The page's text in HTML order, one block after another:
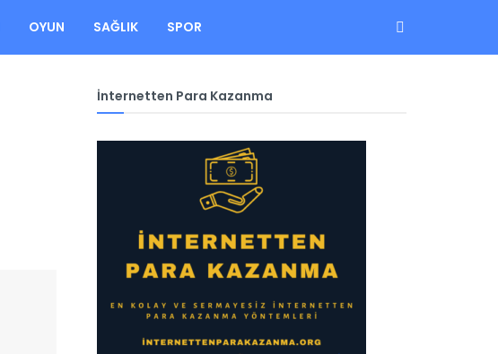
OYUN SAĞLIK SPOR
İnternetten Para Kazanma